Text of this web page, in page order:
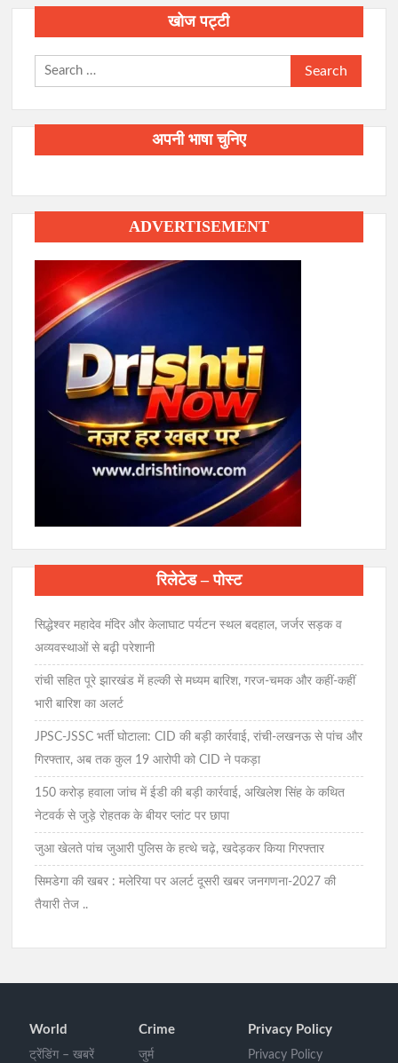
खोज पट्टी
Search
for:
अपनी भाषा चुनिए
ADVERTISEMENT
रिलेटेड – पोस्ट
सिद्धेश्वर महादेव मंदिर और केलाघाट पर्यटन स्थल बदहाल, जर्जर सड़क व
अव्यवस्थाओं से बढ़ी परेशानी
रांची सहित पूरे झारखंड में हल्की से मध्यम बारिश, गरज-चमक और कहीं-कहीं
भारी बारिश का अलर्ट
JPSC-JSSC भर्ती घोटाला: CID की बड़ी कार्रवाई, रांची-लखनऊ से पांच और
गिरफ्तार, अब तक कुल 19 आरोपी को CID ने पकड़ा
150 करोड़ हवाला जांच में ईडी की बड़ी कार्रवाई, अखिलेश सिंह के कथित
नेटवर्क से जुड़े रोहतक के बीयर प्लांट पर छापा
जुआ खेलते पांच जुआरी पुलिस के हत्थे चढ़े, खदेड़कर किया गिरफ्तार
सिमडेगा की खबर : मलेरिया पर अलर्ट दूसरी खबर जनगणना-2027 की
तैयारी तेज ..
World
ट्रेंडिंग – खबरें
Crime
जुर्म
Privacy Policy
Privacy Policy